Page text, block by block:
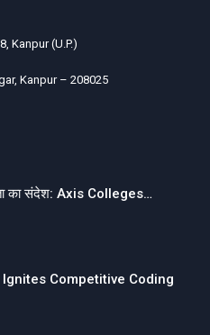
Kanpur (U.P.)
Kanpur – 208025
का संदेश: Axis Colleges…
Ignites Competitive Coding